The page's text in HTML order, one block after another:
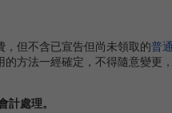
，但不含已宣告但尚未領取的普
的方法一經確定，不得隨意變更
計處理。